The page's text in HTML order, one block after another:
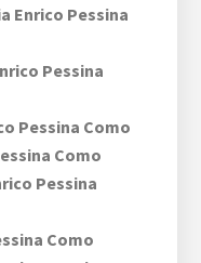
Enrico Pessina
Pessina
Pessina Como
Como
Pessina
Como